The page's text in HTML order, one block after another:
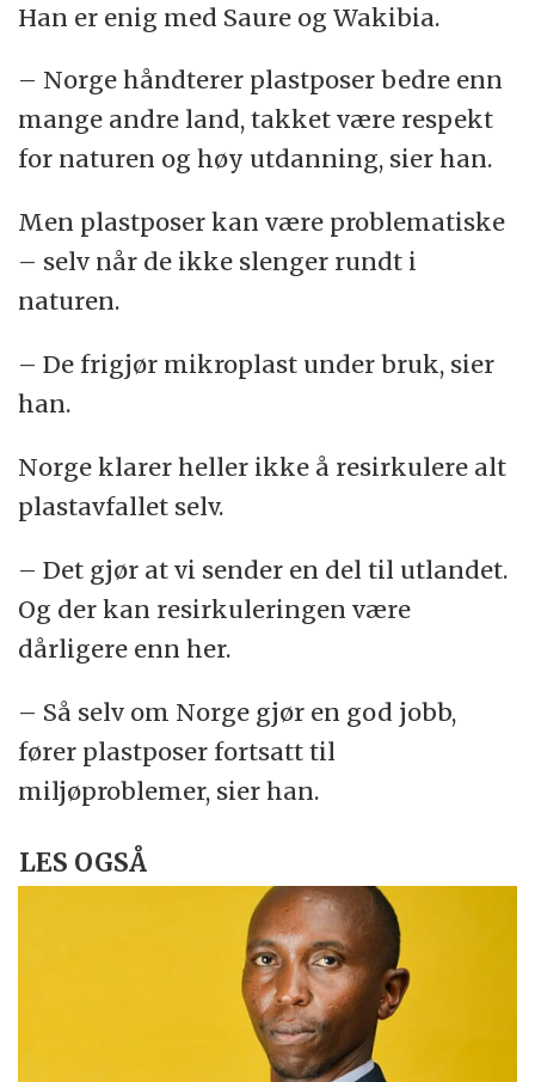
Han er enig med Saure og Wakibia.
– Norge håndterer plastposer bedre enn
mange andre land, takket være respekt
for naturen og høy utdanning, sier han.
Men plastposer kan være problematiske
– selv når de ikke slenger rundt i
naturen.
– De frigjør mikroplast under bruk, sier
han.
Norge klarer heller ikke å resirkulere alt
plastavfallet selv.
– Det gjør at vi sender en del til utlandet.
Og der kan resirkuleringen være
dårligere enn her.
– Så selv om Norge gjør en god jobb,
fører plastposer fortsatt til
miljøproblemer, sier han.
LES OGSÅ